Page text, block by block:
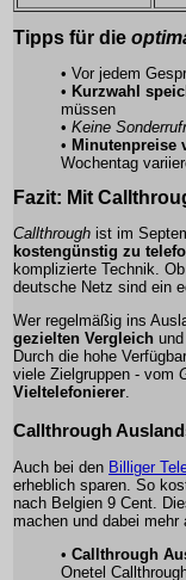
Tipps für die
• Vor jedem
• Kurzwahl
müssen
• Keine
• Minutenpreise
Wochentag
Fazit: Mit
Callthrough ist im
kostengünstig zu
komplizierte Technik.
deutsche Netz sind ein
Wer regelmäßig ins
gezielten Vergleich
Durch die hohe
viele Zielgruppen - vom
Vieltelefonierer.
Callthrough
Auch bei den Billiger
erheblich sparen. So
nach Belgien 9 Cent.
machen und dabei mehr
• Callthrough
Onetel